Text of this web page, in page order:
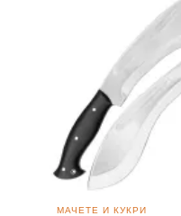
МАЧЕТЕ И КУКРИ